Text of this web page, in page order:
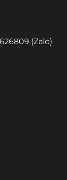
(Zalo)